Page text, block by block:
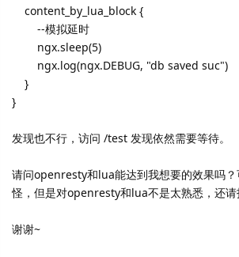
content_by_lua_block {
--模拟延时
ngx.sleep(5)
ngx.log(ngx.DEBUG, "db saved suc")
}
}
发现也不行，访问 /test 发现依然需要等待。
请问openresty和lua能达到我想要的效果吗？
怪， 但是对openresty和lua不是太熟悉，还请
谢谢~